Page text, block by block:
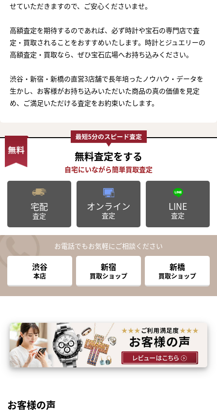
せていただきますので、ご安心くださいませ。
高額査定を期待するのであれば、必ず時計や宝石の専門店で査
定・買取されることをおすすめいたします。時計とジュエリーの
高額査定・買取なら、ぜひ宝石広場へお持ち込みください。
渋谷・新宿・新橋の直営3店舗で長年培ったノウハウ・データを
生かし、お客様がお持ち込みいただいた商品の真の価値を見定
め、ご満足いただける査定をお約束いたします。
無料査定をする
宅配
査定
オンライン
査定
LINE
査定
お電話でもお気軽にご相談ください
渋谷
本店
新宿
買取ショップ
新橋
買取ショップ
お客様の声